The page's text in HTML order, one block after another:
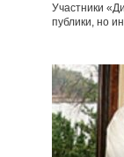
Участники
публики, но